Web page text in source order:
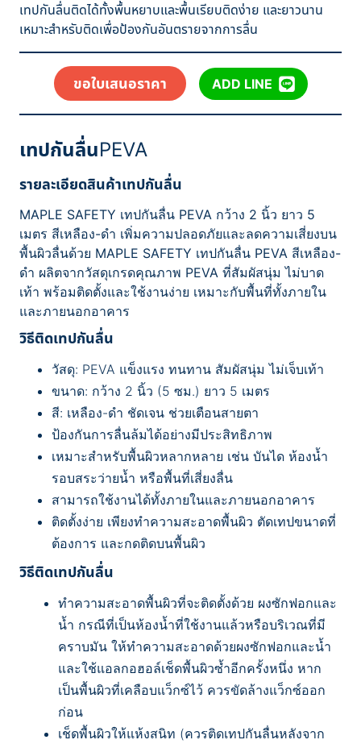
เทปกันลื่นติดได้ทั้งพื้นหยาบและพื้นเรียบติดง่าย และยาวนาน
เหมาะสำหรับติดเพื่อป้องกันอันตรายจากการลื่น
ขอใบเสนอราคา ADD LINE
เทปกันลื่นPEVA
รายละเอียดสินค้าเทปกันลื่น
MAPLE SAFETY เทปกันลื่น PEVA กว้าง 2 นิ้ว ยาว 5
เมตร สีเหลือง-ดำ เพิ่มความปลอดภัยและลดความเสี่ยงบน
พื้นผิวลื่นด้วย MAPLE SAFETY เทปกันลื่น PEVA สีเหลือง-
ดำ ผลิตจากวัสดุเกรดคุณภาพ PEVA ที่สัมผัสนุ่ม ไม่บาด
เท้า พร้อมติดตั้งและใช้งานง่าย เหมาะกับพื้นที่ทั้งภายใน
และภายนอกอาคาร
วิธีติดเทปกันลื่น
วัสดุ: PEVA แข็งแรง ทนทาน สัมผัสนุ่ม ไม่เจ็บเท้า
ขนาด: กว้าง 2 นิ้ว (5 ซม.) ยาว 5 เมตร
สี: เหลือง-ดำ ชัดเจน ช่วยเตือนสายตา
ป้องกันการลื่นล้มได้อย่างมีประสิทธิภาพ
เหมาะสำหรับพื้นผิวหลากหลาย เช่น บันได ห้องน้ำ
รอบสระว่ายน้ำ หรือพื้นที่เสี่ยงลื่น
สามารถใช้งานได้ทั้งภายในและภายนอกอาคาร
ติดตั้งง่าย เพียงทำความสะอาดพื้นผิว ตัดเทปขนาดที่
ต้องการ และกดติดบนพื้นผิว
วิธีติดเทปกันลื่น
ทำความสะอาดพื้นผิวที่จะติดตั้งด้วย ผงซักฟอกและ
น้ำ กรณีที่เป็นห้องน้ำที่ใช้งานแล้วหรือบริเวณที่มี
คราบมัน ให้ทำความสะอาดด้วยผงซักฟอกและน้ำ
และใช้แอลกอฮอล์เช็ดพื้นผิวซ้ำอีกครั้งหนึ่ง หาก
เป็นพื้นผิวที่เคลือบแว็กซ์ไว้ ควรขัดล้างแว็กซ์ออก
ก่อน
เช็ดพื้นผิวให้แห้งสนิท (ควรติดเทปกันลื่นหลังจาก